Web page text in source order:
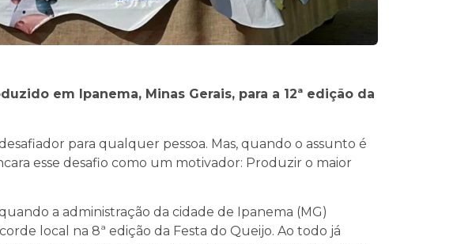
em Ipanema, Minas Gerais, para a 12ª edição da
para qualquer pessoa. Mas, quando o assunto é
esse desafio como um motivador: Produzir o maior
a administração da cidade de Ipanema (MG)
local na 8ª edição da Festa do Queijo. Ao todo já